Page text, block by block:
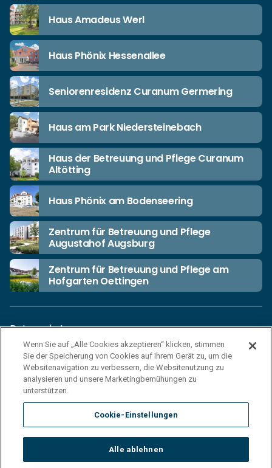
Haus Amadeus Werl
Haus Phönix Hessenallee
Seniorenresidenz Curanum Germering
Haus am Park Niedersteinebach
Haus der Betreuung und Pflege Curanum
Altötting
Haus Phönix am Bodenseering
Zentrum für Betreuung und Pflege
Augustahof Augsburg
Zentrum für Betreuung und Pflege am
Hofgarten Oettingen
Datenschutz
Unsere Netiquette
Einkaufsbedingungen
Haftungsausschluss
Impressum
Cookies
Wenn Sie auf „Alle Cookies akzeptieren“ klicken, stimmen
Sie der Speicherung von Cookies auf Ihrem Gerät zu, um die
Websitenavigation zu verbessern, die Websitenutzung zu
analysieren und unsere Marketingbemühungen zu
unterstützen.
Cookie-Einstellungen
Alle ablehnen